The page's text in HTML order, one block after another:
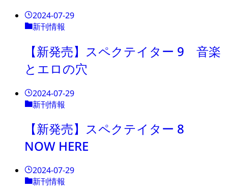
2024-07-29
新刊情報
【新発売】スペクテイター 9 音楽
とエロの穴
2024-07-29
新刊情報
【新発売】スペクテイター 8
NOW HERE
2024-07-29
新刊情報